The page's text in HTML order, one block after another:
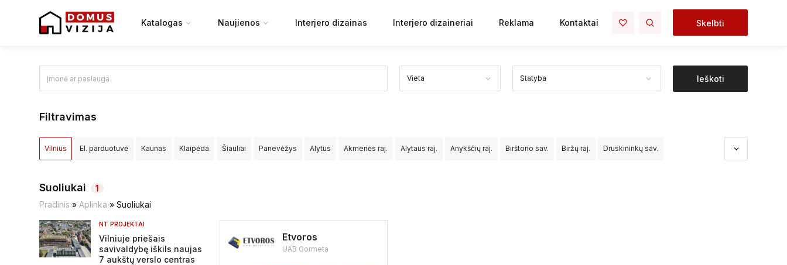
Katalogas Naujienos Interjero dizainas Interjero dizaineriai Reklama Kontaktai Skelbti
Ieškoti
Filtravimas
Vilnius El. parduotuvė Kaunas Klaipėda Šiauliai Panevėžys Alytus Akmenės raj. Alytaus raj. Anykščių raj. Birštono sav. Biržų raj. Druskininkų sav.
Kretingos raj. Kupiškio raj.
Pasvalio raj. Plungės raj.
Širvintų raj. Švenčionių raj. Tauragės raj. Telšių raj. Trakų raj. Ukmergės raj.
Suoliukai
1
Pradinis » Aplinka » Suoliukai
NT PROJEKTAI
Vilniuje priešais
savivaldybę iškils naujas
7 aukštų verslo centras
Etvoros
UAB Gormeta